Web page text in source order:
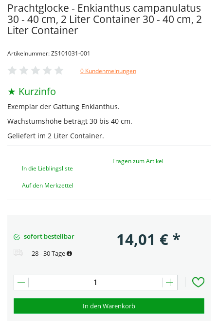
Prachtglocke - Enkianthus campanulatus
30 - 40 cm, 2 Liter Container 30 - 40 cm, 2
Liter Container
Artikelnummer: ZS101031-001
0 Kundenmeinungen
★ Kurzinfo
Exemplar der Gattung Enkianthus.
Wachstumshöhe beträgt 30 bis 40 cm.
Geliefert im 2 Liter Container.
In die Lieblingsliste
Auf den Merkzettel
Fragen zum Artikel
sofort bestellbar
28 - 30 Tage
14,01 € *
In den Warenkorb